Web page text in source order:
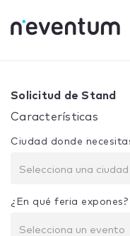
Tu selección:
Solicitud de Stand
Características
Ciudad donde
Selecciona una ciudad
¿En qué feria expones?
Selecciona un evento